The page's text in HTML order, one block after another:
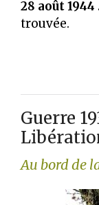
28 août 1944
trouvée.
Guerre
Au bord de